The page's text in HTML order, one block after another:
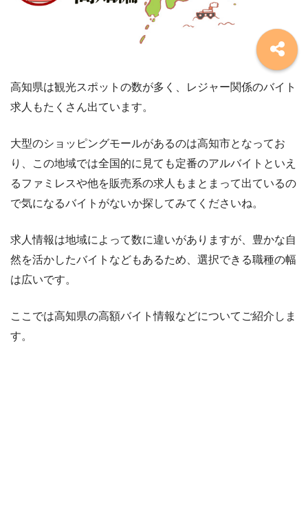
高知県は観光スポットの数が多く、レジャー関係のバイト
求人もたくさん出ています。
大型のショッピングモールがあるのは高知市となってお
り、この地域では全国的に見ても定番のアルバイトといえ
るファミレスや他を販売系の求人もまとまって出ているの
で気になるバイトがないか探してみてくださいね。
求人情報は地域によって数に違いがありますが、豊かな自
然を活かしたバイトなどもあるため、選択できる職種の幅
は広いです。
ここでは高知県の高額バイト情報などについてご紹介しま
す。